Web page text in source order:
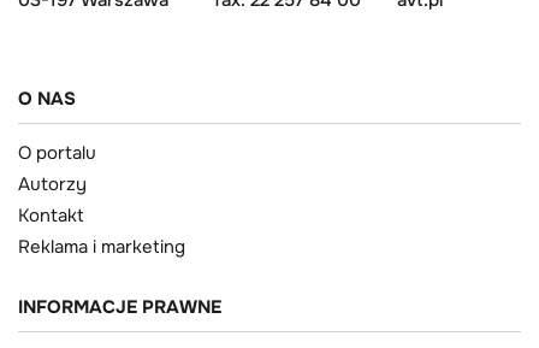
O NAS
O portalu
Autorzy
Kontakt
Reklama i marketing
INFORMACJE PRAWNE